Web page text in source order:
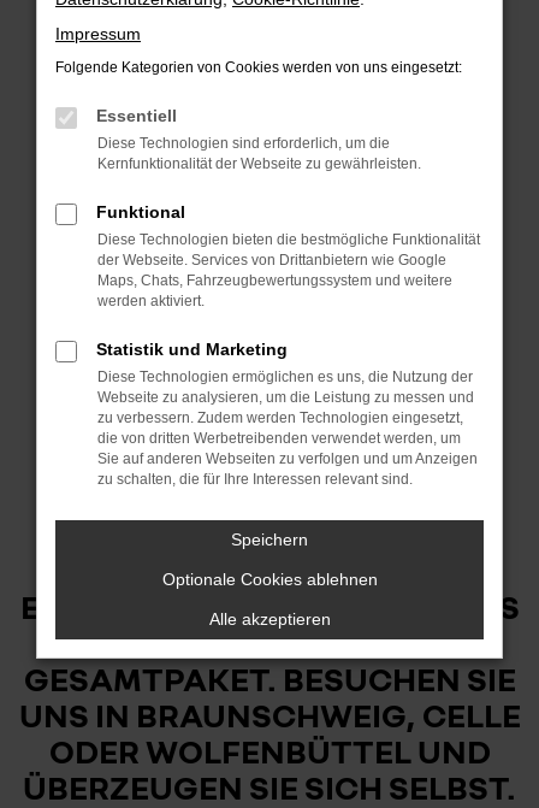
DER DACIA
SPRING
EIN KOMPAKTER
STADTFLITZER MIT
ELEKTROANTRIEB, DER
ÜBERZEUGT: DER DACIA
SPRING VEREINT
ATTRAKTIVES DESIGN,
PRAKTISCHE FEATURES UND
EINEN UNSCHLAGBAREN PREIS
ZU EINEM UNSCHLAGBAREN
GESAMTPAKET. BESUCHEN SIE
UNS IN BRAUNSCHWEIG, CELLE
ODER WOLFENBÜTTEL UND
ÜBERZEUGEN SIE SICH SELBST.
Impressum
Folgende Kategorien von Cookies werden von uns eingesetzt:
Essentiell
Diese Technologien sind erforderlich, um die
Kernfunktionalität der Webseite zu gewährleisten.
Funktional
Diese Technologien bieten die bestmögliche Funktionalität
der Webseite. Services von Drittanbietern wie Google
Maps, Chats, Fahrzeugbewertungssystem und weitere
werden aktiviert.
Statistik und Marketing
Diese Technologien ermöglichen es uns, die Nutzung der
Webseite zu analysieren, um die Leistung zu messen und
zu verbessern. Zudem werden Technologien eingesetzt,
die von dritten Werbetreibenden verwendet werden, um
Sie auf anderen Webseiten zu verfolgen und um Anzeigen
zu schalten, die für Ihre Interessen relevant sind.
Speichern
Optionale Cookies ablehnen
Alle akzeptieren